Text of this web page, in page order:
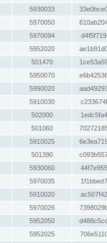
5930033
5970050
5970094
5952020
501470
5950070
5990020
5910030
502000
501060
5910025
501390
5930060
5970035
5910020
5970026
5952050
5952025